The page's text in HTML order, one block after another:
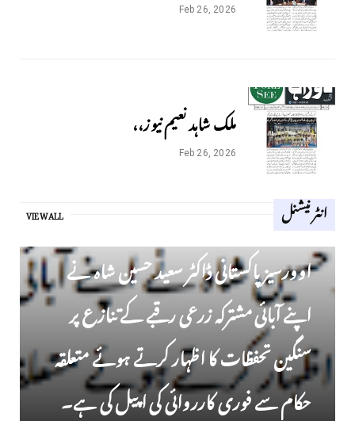
Feb 26, 2026
ملک شاہد نعیم نیوز،،
Feb 26, 2026
انٹر نیشنل VIEW ALL
انٹر نیشنل
اوورسیز پاکستانی ڈاکٹر سعید حسین شاہ نے
اپنے آبائی مشترکہ زرعی رقبے کے تنازع پر
سنگین تحفظات کا اظہار کرتے ہوئے متعلقہ
حکام سے فوری کارروائی کی اپیل کی ہے۔